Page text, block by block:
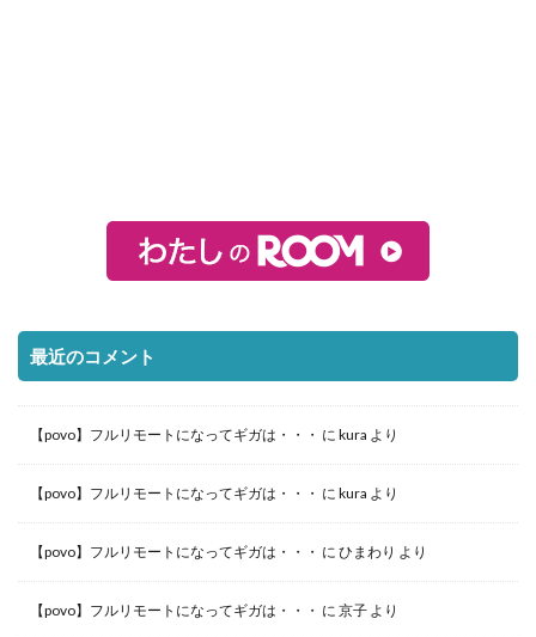
最近のコメント
【povo】フルリモートになってギガは・・・ に kura より
【povo】フルリモートになってギガは・・・ に kura より
【povo】フルリモートになってギガは・・・ に ひまわり より
【povo】フルリモートになってギガは・・・ に 京子 より